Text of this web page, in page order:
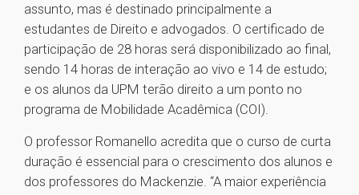
assunto, mas é destinado principalmente a
estudantes de Direito e advogados. O certificado de
participação de 28 horas será disponibilizado ao final,
sendo 14 horas de interação ao vivo e 14 de estudo;
e os alunos da UPM terão direito a um ponto no
programa de Mobilidade Acadêmica (COI).
O professor Romanello acredita que o curso de curta
duração é essencial para o crescimento dos alunos e
dos professores do Mackenzie. “A maior experiência